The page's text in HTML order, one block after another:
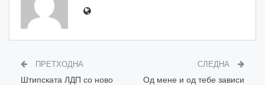
ПРЕТХОДНА
Штипската ЛДП со ново
СЛЕДНА
Oд мене и од тебе зависи